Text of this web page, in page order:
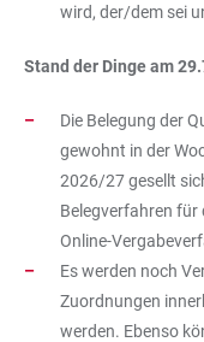
wird, der/dem sei
Stand der Dinge am
Die Belegung der
gewohnt in der
2026/27 gesellt
Belegverfahren
Online-
Es werden noch
Zuordnungen
werden. Ebenso